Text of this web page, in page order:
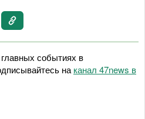
событиях в
на канал 47news в